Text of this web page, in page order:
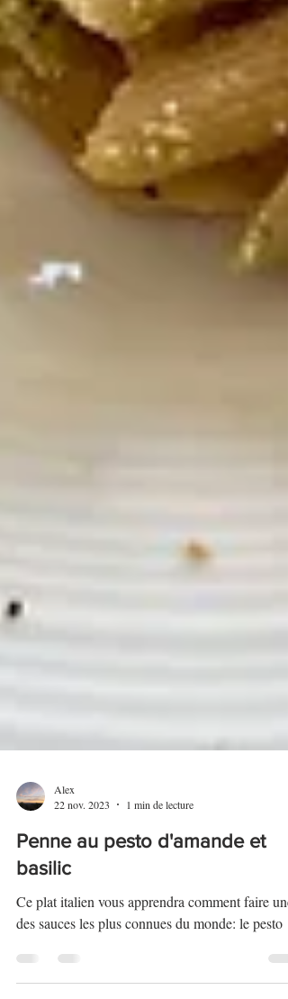
22 nov. 2023
1 min de lecture
Penne au pesto d'amande et
basilic
des sauces les plus connues du monde: le pesto